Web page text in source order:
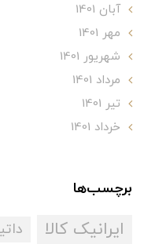
آبان 1401
مهر 1401
شهریور 1401
مرداد 1401
تير 1401
خرداد 1401
برچسب‌ها
ایرانیک کالا